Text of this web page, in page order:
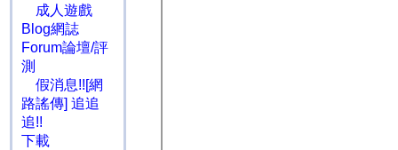
成人遊戲
Blog網誌
Forum論壇/評
測
假消息!![網
路謠傳] 追追
追!!
下載